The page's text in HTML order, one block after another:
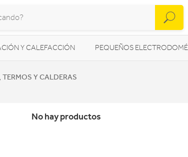
Y CALEFACCIÓN PEQUEÑOS
CÁMARAS FOTO/VÍDEO
Y CALDERAS
No hay productos